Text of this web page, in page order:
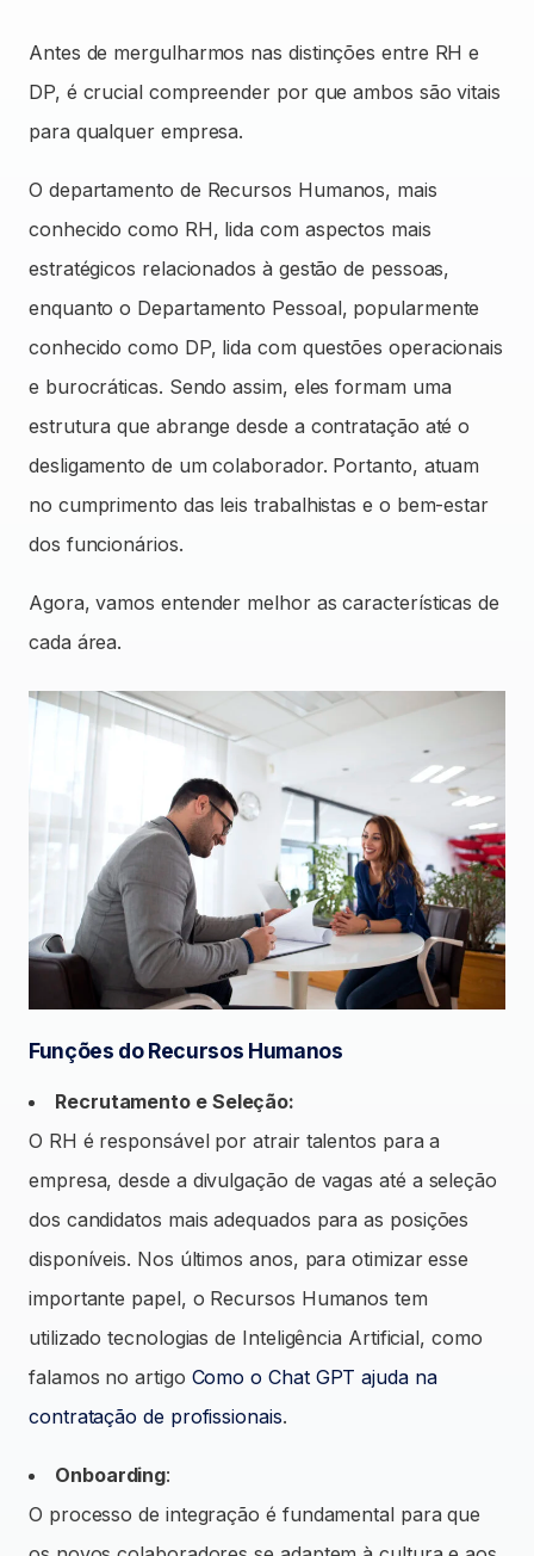
Antes de mergulharmos nas distinções entre RH e
DP, é crucial compreender por que ambos são vitais
para qualquer empresa.
O departamento de Recursos Humanos, mais
conhecido como RH, lida com aspectos mais
estratégicos relacionados à gestão de pessoas,
enquanto o Departamento Pessoal, popularmente
conhecido como DP, lida com questões operacionais
e burocráticas. Sendo assim, eles formam uma
estrutura que abrange desde a contratação até o
desligamento de um colaborador. Portanto, atuam
no cumprimento das leis trabalhistas e o bem-estar
dos funcionários.
Agora, vamos entender melhor as características de
cada área.
Funções do Recursos Humanos
Recrutamento e Seleção:
O RH é responsável por atrair talentos para a
empresa, desde a divulgação de vagas até a seleção
dos candidatos mais adequados para as posições
disponíveis. Nos últimos anos, para otimizar esse
importante papel, o Recursos Humanos tem
utilizado tecnologias de Inteligência Artificial, como
falamos no artigo Como o Chat GPT ajuda na
contratação de profissionais.
Onboarding:
O processo de integração é fundamental para que